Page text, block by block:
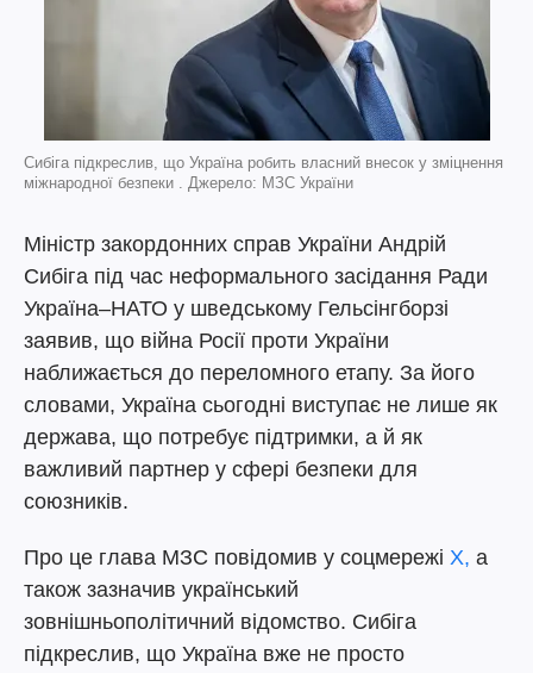
Сибіга підкреслив, що Україна робить власний внесок у зміцнення
міжнародної безпеки . Джерело: МЗС України
Міністр закордонних справ України Андрій
Сибіга під час неформального засідання Ради
Україна–НАТО у шведському Гельсінгборзі
заявив, що війна Росії проти України
наближається до переломного етапу. За його
словами, Україна сьогодні виступає не лише як
держава, що потребує підтримки, а й як
важливий партнер у сфері безпеки для
союзників.
Про це глава МЗС повідомив у соцмережі X, а
також зазначив український
зовнішньополітичний відомство. Сибіга
підкреслив, що Україна вже не просто